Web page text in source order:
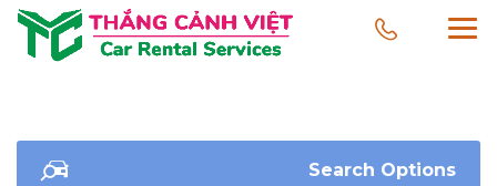
Search Options